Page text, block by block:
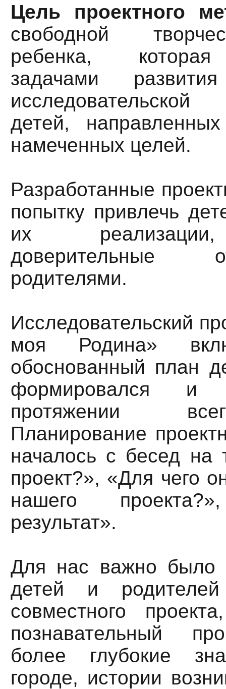
Цель проектного
свободной
ребенка, которая
задачами
детей,
намеченных целей.
Разработанные
попытку привлечь
их
доверительные
родителями.
Исследовательский
моя Родина»
обоснованный план
формировался и
протяжении
Планирование
началось с бесед на
проект?», «Для чего
нашего
результат».
Для нас важно было
детей и
совместного
познавательный
более глубокие
городе, истории